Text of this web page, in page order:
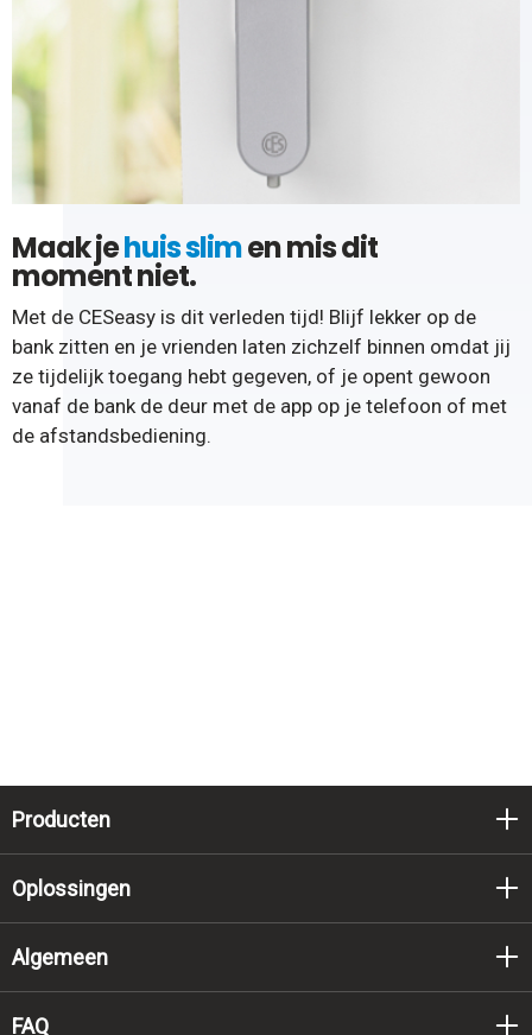
Maak jehuis slimen mis dit
moment niet.
Met de CESeasy is dit verleden tijd! Blijf lekker op de
bank zitten en je vrienden laten zichzelf binnen omdat jij
ze tijdelijk toegang hebt gegeven, of je opent gewoon
vanaf de bank de deur met de app op je telefoon of met
de afstandsbediening.
Producten
Oplossingen
Algemeen
FAQ